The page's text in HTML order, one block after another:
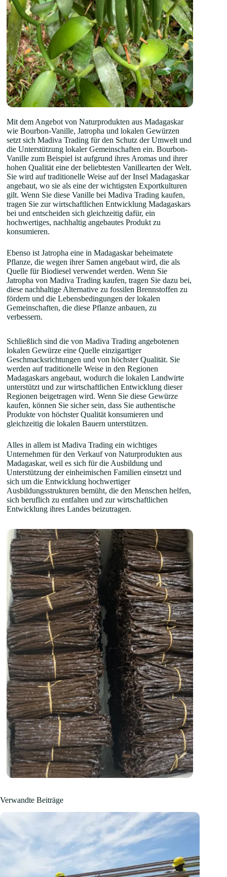
Mit dem Angebot von Naturprodukten aus Madagaskar
wie Bourbon-Vanille, Jatropha und lokalen Gewürzen
setzt sich Madiva Trading für den Schutz der Umwelt und
die Unterstützung lokaler Gemeinschaften ein. Bourbon-
Vanille zum Beispiel ist aufgrund ihres Aromas und ihrer
hohen Qualität eine der beliebtesten Vanillearten der Welt.
Sie wird auf traditionelle Weise auf der Insel Madagaskar
angebaut, wo sie als eine der wichtigsten Exportkulturen
gilt. Wenn Sie diese Vanille bei Madiva Trading kaufen,
tragen Sie zur wirtschaftlichen Entwicklung Madagaskars
bei und entscheiden sich gleichzeitig dafür, ein
hochwertiges, nachhaltig angebautes Produkt zu
konsumieren.
Ebenso ist Jatropha eine in Madagaskar beheimatete
Pflanze, die wegen ihrer Samen angebaut wird, die als
Quelle für Biodiesel verwendet werden. Wenn Sie
Jatropha von Madiva Trading kaufen, tragen Sie dazu bei,
diese nachhaltige Alternative zu fossilen Brennstoffen zu
fördern und die Lebensbedingungen der lokalen
Gemeinschaften, die diese Pflanze anbauen, zu
verbessern.
Schließlich sind die von Madiva Trading angebotenen
lokalen Gewürze eine Quelle einzigartiger
Geschmacksrichtungen und von höchster Qualität. Sie
werden auf traditionelle Weise in den Regionen
Madagaskars angebaut, wodurch die lokalen Landwirte
unterstützt und zur wirtschaftlichen Entwicklung dieser
Regionen beigetragen wird. Wenn Sie diese Gewürze
kaufen, können Sie sicher sein, dass Sie authentische
Produkte von höchster Qualität konsumieren und
gleichzeitig die lokalen Bauern unterstützen.
Alles in allem ist Madiva Trading ein wichtiges
Unternehmen für den Verkauf von Naturprodukten aus
Madagaskar, weil es sich für die Ausbildung und
Unterstützung der einheimischen Familien einsetzt und
sich um die Entwicklung hochwertiger
Ausbildungsstrukturen bemüht, die den Menschen helfen,
sich beruflich zu entfalten und zur wirtschaftlichen
Entwicklung ihres Landes beizutragen.
Verwandte Beiträge